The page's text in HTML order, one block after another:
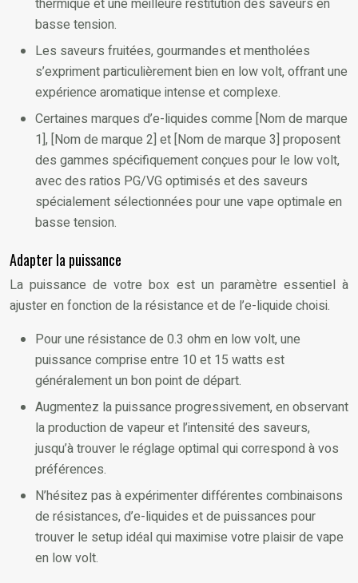
basse tension.
Les saveurs fruitées, gourmandes et mentholées
s’expriment particulièrement bien en low volt, offrant une
expérience aromatique intense et complexe.
Certaines marques d’e-liquides comme [Nom de marque
1], [Nom de marque 2] et [Nom de marque 3] proposent
des gammes spécifiquement conçues pour le low volt,
avec des ratios PG/VG optimisés et des saveurs
spécialement sélectionnées pour une vape optimale en
basse tension.
Adapter la puissance
La puissance de votre box est un paramètre essentiel à
ajuster en fonction de la résistance et de l’e-liquide choisi.
Pour une résistance de 0.3 ohm en low volt, une
puissance comprise entre 10 et 15 watts est
généralement un bon point de départ.
Augmentez la puissance progressivement, en observant
la production de vapeur et l’intensité des saveurs,
jusqu’à trouver le réglage optimal qui correspond à vos
préférences.
N’hésitez pas à expérimenter différentes combinaisons
de résistances, d’e-liquides et de puissances pour
trouver le setup idéal qui maximise votre plaisir de vape
en low volt.